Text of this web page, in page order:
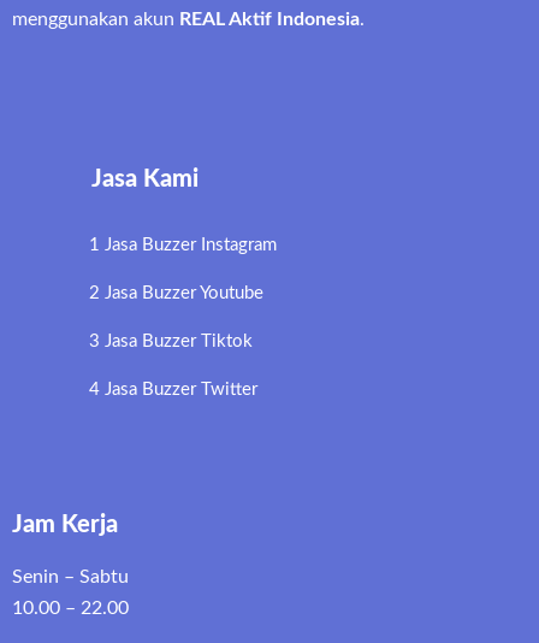
menggunakan akun REAL Aktif Indonesia.
Jasa Kami
1 Jasa Buzzer Instagram
2 Jasa Buzzer Youtube
3 Jasa Buzzer Tiktok
4 Jasa Buzzer Twitter
Jam Kerja
Senin – Sabtu
10.00 – 22.00